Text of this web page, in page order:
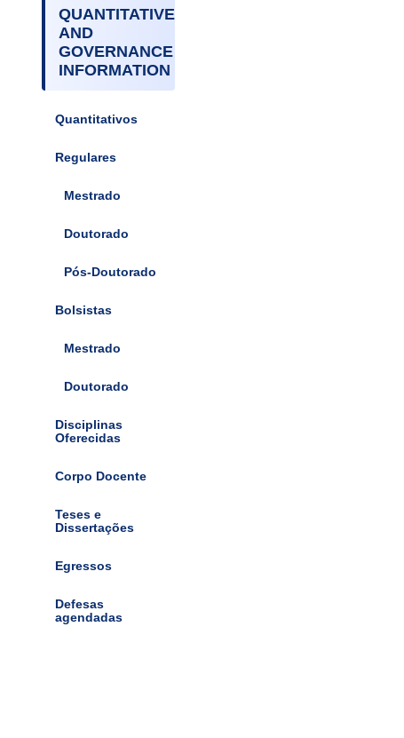
QUANTITATIVE
AND
GOVERNANCE
INFORMATION
Quantitativos
Regulares
Mestrado
Doutorado
Pós-Doutorado
Bolsistas
Mestrado
Doutorado
Disciplinas
Oferecidas
Corpo Docente
Teses e
Dissertações
Egressos
Defesas
agendadas